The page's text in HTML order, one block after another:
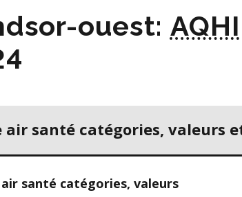
ouest: AQHI
air santé catégories, valeurs
santé catégories, valeurs